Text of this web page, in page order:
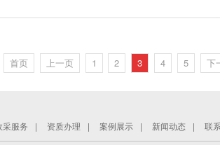
首页 上一页 1 2 3 4 5 下
采服务 资质办理 案例展示 新闻动态 联